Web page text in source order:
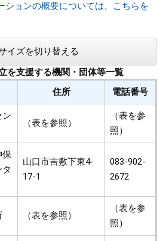
ションの概要については、こちらを
イズを切り替える
を支援する機関・団体等一覧
住所 電話番号
ン
（表を参照）
（表を参
照）
保
山口市吉敷下東4-
17-1
083-902-
2672
（表を参照）
（表を参
照）